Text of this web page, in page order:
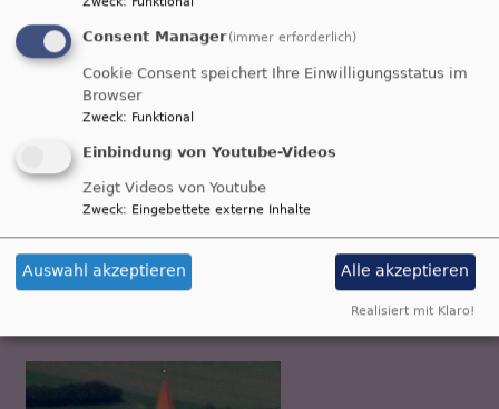
So, 6.9. 9 Uhr
Gottesdienst
Prädikant Stefan Erlbacher
Dorfgemeinschaftshaus Rothaurach
Consent Manager (immer erforderlich)
Cookie Consent speichert Ihre Einwilligungsstatus im
Browser
Zweck: Funktional
Einbindung von Youtube-Videos
Zeigt Videos von Youtube
Zweck: Eingebettete externe Inhalte
Auswahl akzeptieren Alle akzeptieren
Realisiert mit Klaro!